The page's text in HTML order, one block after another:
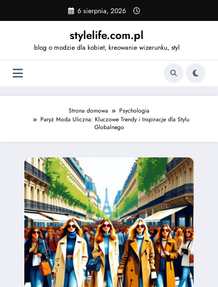
content
6 sierpnia, 2026
stylelife.com.pl
blog o modzie dla kobiet, kreowanie wizerunku, styl
Strona domowa
Psychologia
Paryż Moda Uliczna: Kluczowe Trendy i Inspiracje dla Stylu
Globalnego